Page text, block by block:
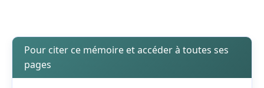
Pour citer ce mémoire et accéder à toutes ses
pages